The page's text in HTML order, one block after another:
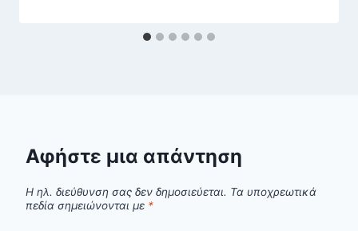
Αφήστε μια απάντηση
Η ηλ. διεύθυνση σας δεν δημοσιεύεται. Τα υποχρεωτικά
πεδία σημειώνονται με *